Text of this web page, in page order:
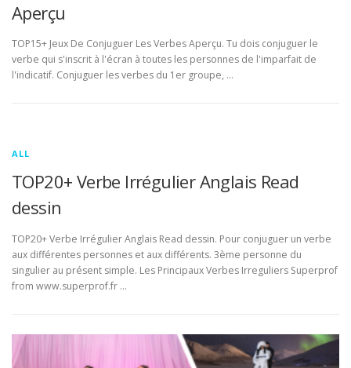
Aperçu
TOP15+ Jeux De Conjuguer Les Verbes Aperçu. Tu dois conjuguer le
verbe qui s'inscrit à l'écran à toutes les personnes de l'imparfait de
l'indicatif. Conjuguer les verbes du 1er groupe, …
ALL
TOP20+ Verbe Irrégulier Anglais Read
dessin
TOP20+ Verbe Irrégulier Anglais Read dessin. Pour conjuguer un verbe
aux différentes personnes et aux différents. 3ème personne du
singulier au présent simple. Les Principaux Verbes Irreguliers Superprof
from www.superprof.fr …